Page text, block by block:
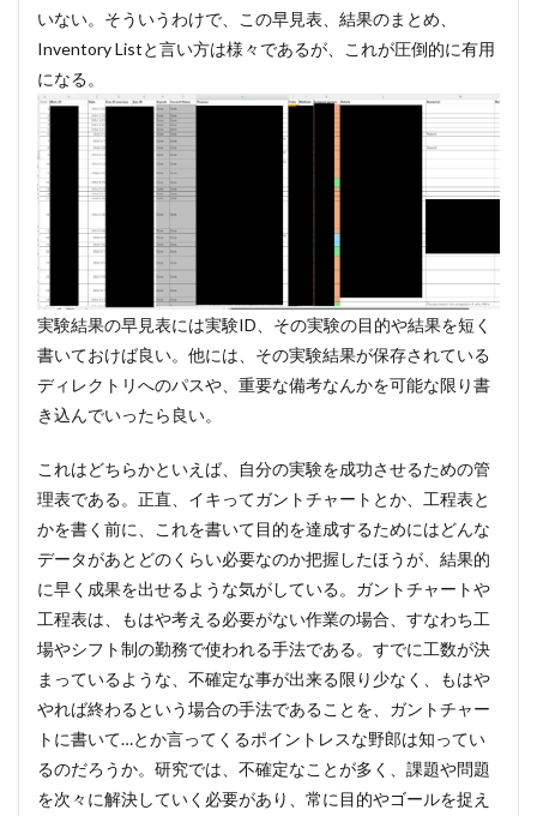
いない。そういうわけで、この早見表、結果のまとめ、
Inventory Listと言い方は様々であるが、これが圧倒的に有用
になる。
実験結果の早見表には実験ID、その実験の目的や結果を短く
書いておけば良い。他には、その実験結果が保存されている
ディレクトリへのパスや、重要な備考なんかを可能な限り書
き込んでいったら良い。
これはどちらかといえば、自分の実験を成功させるための管
理表である。正直、イキってガントチャートとか、工程表と
かを書く前に、これを書いて目的を達成するためにはどんな
データがあとどのくらい必要なのか把握したほうが、結果的
に早く成果を出せるような気がしている。ガントチャートや
工程表は、もはや考える必要がない作業の場合、すなわち工
場やシフト制の勤務で使われる手法である。すでに工数が決
まっているような、不確定な事が出来る限り少なく、もはや
やれば終わるという場合の手法であることを、ガントチャー
トに書いて…とか言ってくるポイントレスな野郎は知ってい
るのだろうか。研究では、不確定なことが多く、課題や問題
を次々に解決していく必要があり、常に目的やゴールを捉え